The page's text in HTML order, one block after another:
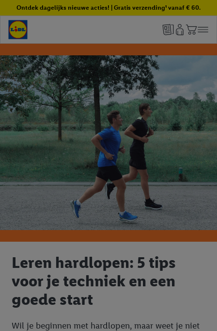
Ontdek dagelijks nieuwe acties! | Gratis verzending¹ vanaf € 60.
Leren hardlopen: 5 tips
voor je techniek en een
goede start
Wil je beginnen met hardlopen, maar weet je niet